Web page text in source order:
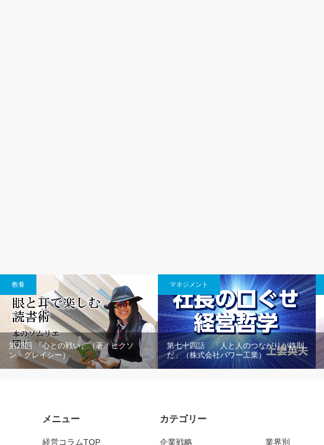
教養
第23回 『心との戦い』（著：ヒクソ
ン・グレイシー）
マネジメント
第七十四話 「人と人のつながりが鉄則
だ」（株式会社パワー工業）
メニュー
経営コラムTOP
カテゴリー
企業戦略 業界別